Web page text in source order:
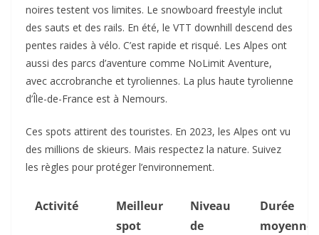
noires testent vos limites. Le snowboard freestyle inclut
des sauts et des rails. En été, le VTT downhill descend des
pentes raides à vélo. C’est rapide et risqué. Les Alpes ont
aussi des parcs d’aventure comme NoLimit Aventure,
avec accrobranche et tyroliennes. La plus haute tyrolienne
d’Île-de-France est à Nemours.
Ces spots attirent des touristes. En 2023, les Alpes ont vu
des millions de skieurs. Mais respectez la nature. Suivez
les règles pour protéger l’environnement.
Activité
Meilleur
spot
Niveau
de
Durée
moyenne